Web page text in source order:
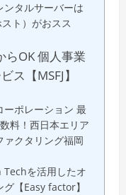
ンタルサーバーは
ト）がおスス
らOK 個人事業
ス【MSFJ】
ーポレーション 最
料！西日本エリア
ァクタリング福岡
Techを活用したオ
【Easy factor】